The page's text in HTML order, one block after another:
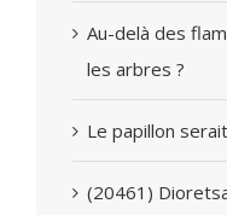
Au-delà des
les arbres ?
Le papillon
(20461)